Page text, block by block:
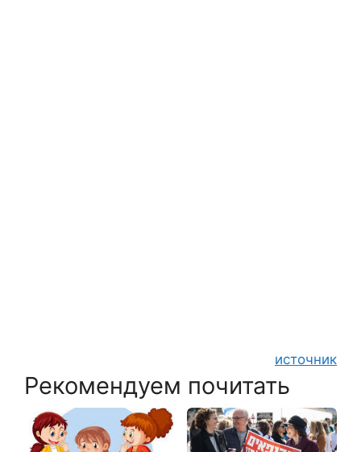
источник
Рекомендуем почитать